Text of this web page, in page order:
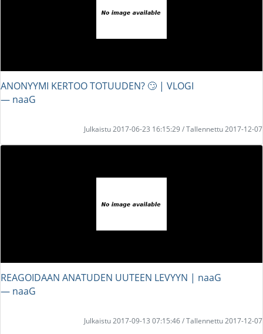
ANONYYMI KERTOO TOTUUDEN? 🙄 | VLOGI
― naaG
Julkaistu 2017-06-23 16:15:29 / Tallennettu 2017-12-07
REAGOIDAAN ANATUDEN UUTEEN LEVYYN | naaG
― naaG
Julkaistu 2017-09-13 07:15:46 / Tallennettu 2017-12-07